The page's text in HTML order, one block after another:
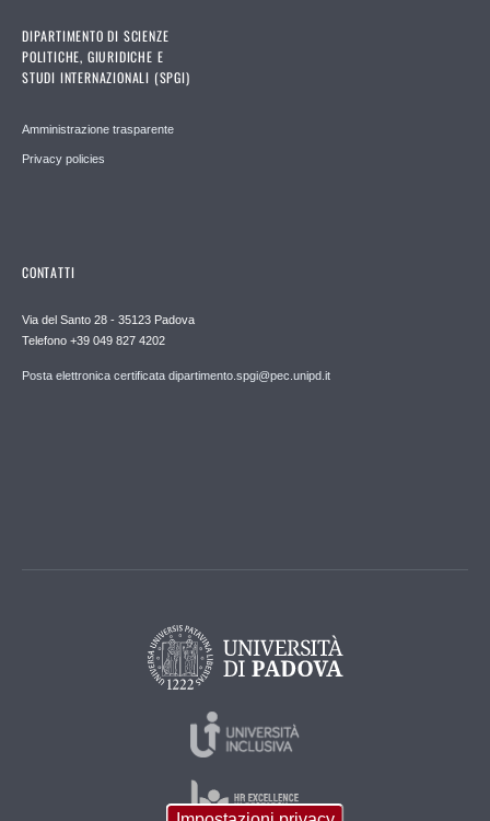
DIPARTIMENTO DI SCIENZE
POLITICHE, GIURIDICHE E
STUDI INTERNAZIONALI (SPGI)
Amministrazione trasparente
Privacy policies
CONTATTI
Via del Santo 28 - 35123 Padova
Telefono +39 049 827 4202
Posta elettronica certificata dipartimento.spgi@pec.unipd.it